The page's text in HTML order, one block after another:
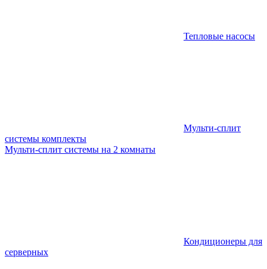
Тепловые насосы
Мульти-сплит
системы комплекты
Мульти-сплит системы на 2 комнаты
Кондиционеры для
серверных